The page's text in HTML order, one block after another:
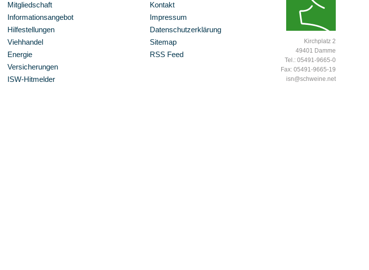
Mitgliedschaft
Informationsangebot
Hilfestellungen
Viehhandel
Energie
Versicherungen
ISW-Hitmelder
Kontakt
Impressum
Datenschutzerklärung
Sitemap
RSS Feed
Kirchplatz 2
49401 Damme
Tel.: 05491-9665-0
Fax: 05491-9665-19
isn@schweine.net